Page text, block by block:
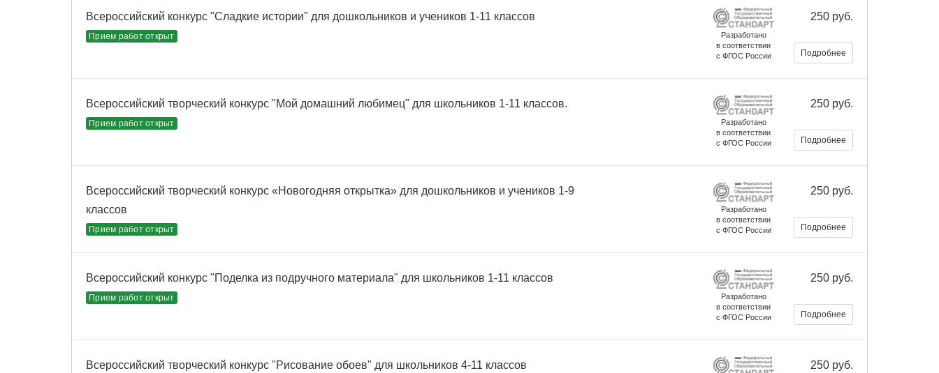
Всероссийский конкурс "Сладкие истории" для дошкольников и учеников 1-11 классов
Прием работ открыт
Разработано
в соответствии
с ФГОС России
250 руб.
Подробнее
Всероссийский творческий конкурс "Мой домашний любимец" для школьников 1-11 классов.
Прием работ открыт
Разработано
в соответствии
с ФГОС России
250 руб.
Подробнее
Всероссийский творческий конкурс «Новогодняя открытка» для дошкольников и учеников 1-9
классов
Прием работ открыт
Разработано
в соответствии
с ФГОС России
250 руб.
Подробнее
Всероссийский конкурс "Поделка из подручного материала" для школьников 1-11 классов
Прием работ открыт
Разработано
в соответствии
с ФГОС России
250 руб.
Подробнее
Всероссийский творческий конкурс "Рисование обоев" для школьников 4-11 классов 250 руб.